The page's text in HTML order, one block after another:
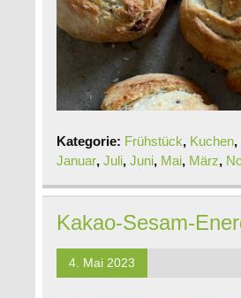
Kategorie: Frühstück, Kuchen,
Januar,Juli,Juni, Mai, März,
Kakao-Sesam-
4. Mai 2023